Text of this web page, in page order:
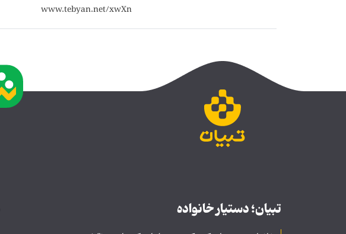
تبیان؛ دستیار خانواده